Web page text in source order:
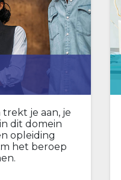
je aan, je
dit domein
opleiding
het beroep